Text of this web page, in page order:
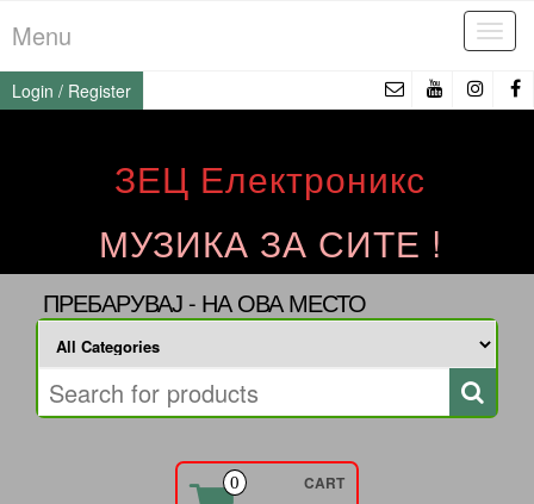
to
the
content
Menu
Login / Register
ЗЕЦ Електроникс
МУЗИКА ЗА СИТЕ !
ПРЕБАРУВАЈ - НА ОВА МЕСТО
0 CART